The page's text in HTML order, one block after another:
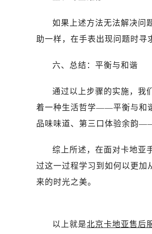
如果上述方法无法解决问
助一样，在手表出现问题时寻
六、总结：平衡与和谐
通过以上步骤的实施，我
着一种生活哲学——平衡与和
品味味道、第三口体验余韵
综上所述，在面对卡地亚
过这一过程学习到如何以更
来的时光之美。
以上就是北京卡地亚售后